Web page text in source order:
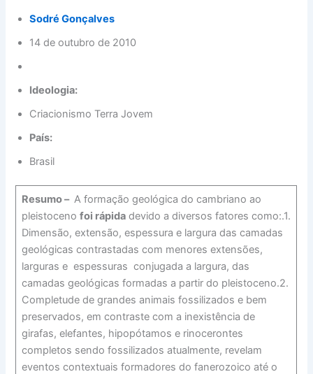
Sodré Gonçalves
14 de outubro de 2010
Ideologia:
Criacionismo Terra Jovem
País:
Brasil
Resumo– A formação geológica do cambriano ao
pleistoceno foi rápidadevido a diversos fatores como:.1.
Dimensão, extensão, espessura e largura das camadas
geológicas contrastadas com menores extensões,
larguras e espessuras conjugada a largura, das
camadas geológicas formadas a partir do pleistoceno.2.
Completude de grandes animais fossilizados e bem
preservados, em contraste com a inexistência de
girafas, elefantes, hipopótamos e rinocerontes
completos sendo fossilizados atualmente, revelam
eventos contextuais formadores do fanerozoico até o